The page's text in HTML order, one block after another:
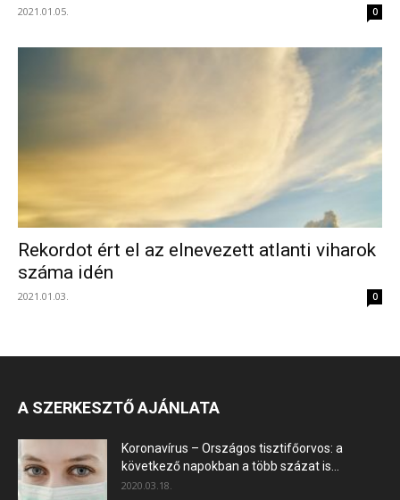
2021.01.05. 0
Rekordot ért el az elnevezett atlanti viharok
száma idén
2021.01.03. 0
A SZERKESZTŐ AJÁNLATA
Koronavírus – Országos tisztifőorvos: a
következő napokban a több százat is...
2020.03.18.